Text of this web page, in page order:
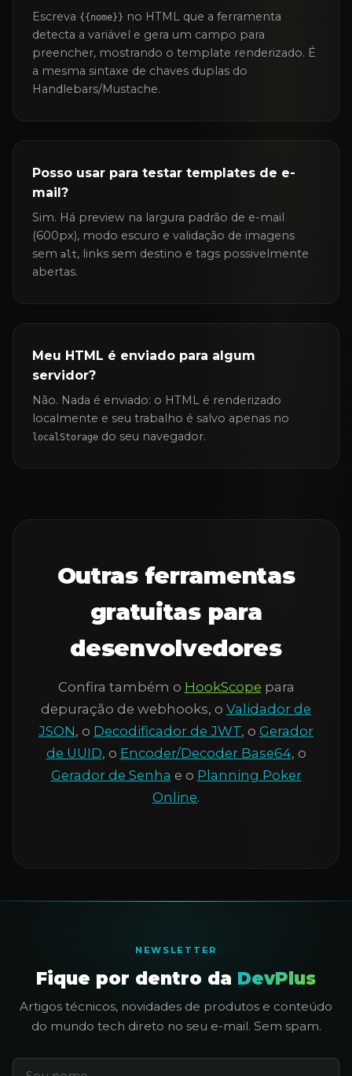
Escreva {{nome}} no HTML que a ferramenta
detecta a variável e gera um campo para
preencher, mostrando o template renderizado. É
a mesma sintaxe de chaves duplas do
Handlebars/Mustache.
Posso usar para testar templates de e-
mail?
Sim. Há preview na largura padrão de e-mail
(600px), modo escuro e validação de imagens
sem alt, links sem destino e tags possivelmente
abertas.
Meu HTML é enviado para algum
servidor?
Não. Nada é enviado: o HTML é renderizado
localmente e seu trabalho é salvo apenas no
localStorage do seu navegador.
Outras ferramentas
gratuitas para
desenvolvedores
Confira também o HookScope para
depuração de webhooks, o Validador de
JSON, o Decodificador de JWT, o Gerador
de UUID, o Encoder/Decoder Base64, o
Gerador de Senha e o Planning Poker
Online.
NEWSLETTER
Fique por dentro da DevPlus
Artigos técnicos, novidades de produtos e conteúdo
do mundo tech direto no seu e-mail. Sem spam.